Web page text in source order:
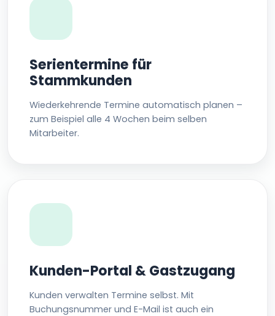
Serientermine für
Stammkunden
Wiederkehrende Termine automatisch planen –
zum Beispiel alle 4 Wochen beim selben
Mitarbeiter.
Kunden-Portal & Gastzugang
Kunden verwalten Termine selbst. Mit
Buchungsnummer und E-Mail ist auch ein